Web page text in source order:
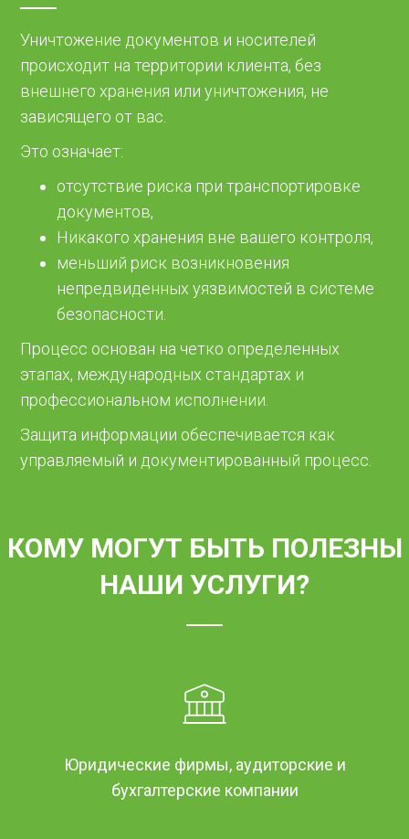
Уничтожение документов и носителей
происходит на территории клиента, без
внешнего хранения или уничтожения, не
зависящего от вас.
Это означает:
отсутствие риска при транспортировке
документов,
Никакого хранения вне вашего контроля,
меньший риск возникновения
непредвиденных уязвимостей в системе
безопасности.
Процесс основан на четко определенных
этапах, международных стандартах и
профессиональном исполнении.
Защита информации обеспечивается как
управляемый и документированный процесс.
КОМУ МОГУТ БЫТЬ ПОЛЕЗНЫ
НАШИ УСЛУГИ?
Юридические фирмы, аудиторские и
бухгалтерские компании